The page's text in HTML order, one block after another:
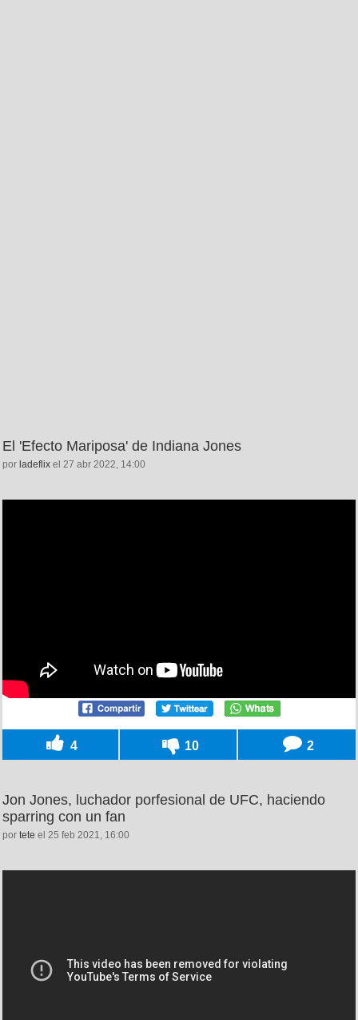
El 'Efecto Mariposa' de Indiana Jones
por ladeflix el 27 abr 2022, 14:00
4 10 2
Jon Jones, luchador porfesional de UFC, haciendo
sparring con un fan
por tete el 25 feb 2021, 16:00